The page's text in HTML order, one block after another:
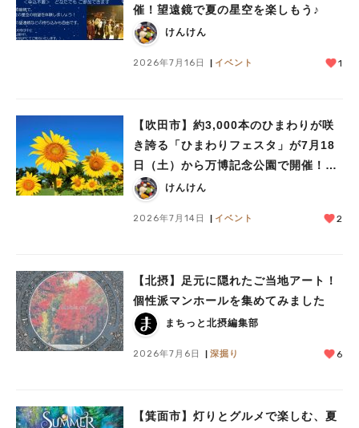
催！望遠鏡で夏の星空を楽しもう♪
けんけん
2026年7月16日 イベント 1
【吹田市】約3,000本のひまわりが咲
き誇る「ひまわりフェスタ」が7月18
日（土）から万博記念公園で開催！真
夏の雪あそびや氷の彫刻も
けんけん
2026年7月14日 イベント 2
【北摂】足元に隠れたご当地アート！
個性派マンホールを集めてみました
まちっと北摂編集部
2026年7月6日 深掘り 6
【箕面市】灯りとグルメで楽しむ、夏